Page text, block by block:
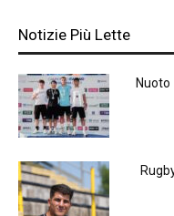
Notizie Più Lette
Nuoto